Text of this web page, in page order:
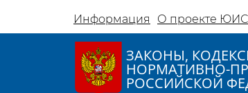
Информация О проекте ЮИС
ЗАКОНЫ,
НОРМАТИВНО-
РОССИЙСКОЙ